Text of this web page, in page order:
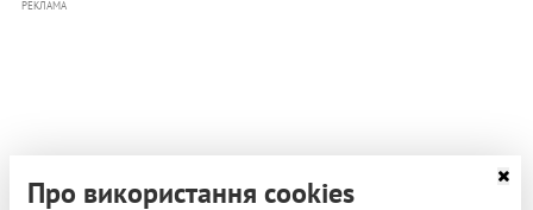
РЕКЛАМА
Про використання cookies